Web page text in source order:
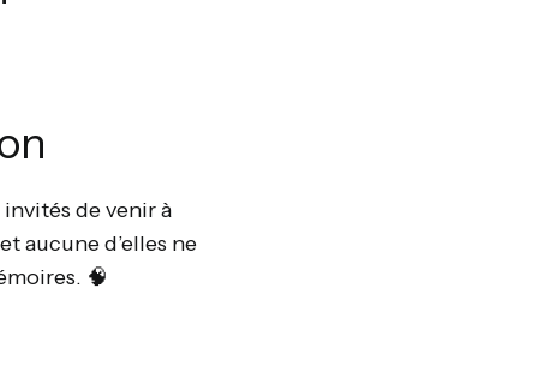
de venir à
aucune d’elles ne
🧠